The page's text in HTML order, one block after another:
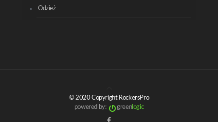
Odzież
© 2020 Copyright RockersPro
powered by:
greenlogic